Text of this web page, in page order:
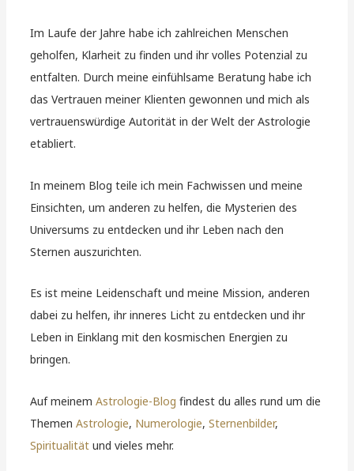
Im Laufe der Jahre habe ich zahlreichen Menschen
geholfen, Klarheit zu finden und ihr volles Potenzial zu
entfalten. Durch meine einfühlsame Beratung habe ich
das Vertrauen meiner Klienten gewonnen und mich als
vertrauenswürdige Autorität in der Welt der Astrologie
etabliert.
In meinem Blog teile ich mein Fachwissen und meine
Einsichten, um anderen zu helfen, die Mysterien des
Universums zu entdecken und ihr Leben nach den
Sternen auszurichten.
Es ist meine Leidenschaft und meine Mission, anderen
dabei zu helfen, ihr inneres Licht zu entdecken und ihr
Leben in Einklang mit den kosmischen Energien zu
bringen.
Auf meinemAstrologie-Blog findest du alles rund um die
ThemenAstrologie, Numerologie,Sternenbilder,
Spiritualität und vieles mehr.